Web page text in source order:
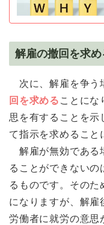
解雇の撤回を求め
次に、解雇を争う
回を求める ことにな
思を有することを示
て指示を求めること
解雇が無効である
ることができないの
るものです。そのた
になりますが、解雇
労働者に就労の意思